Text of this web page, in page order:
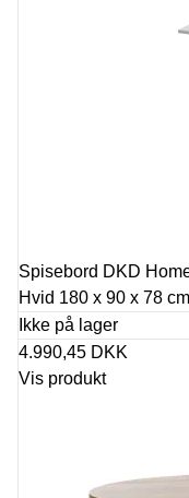
Spisebord DKD
Hvid 180 x 90 x 78 cm
Ikke på lager
4.990,45 DKK
Vis produkt